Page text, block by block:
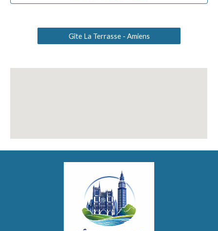
Gîte La Terrasse - Amiens